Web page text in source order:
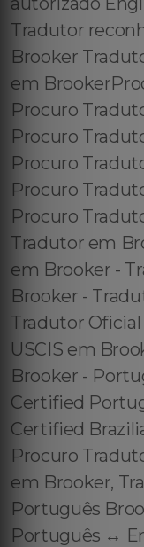
Tradutor
Brooker
em
Procuro
Procuro
Procuro
Procuro
Procuro
Tradutor em
em Brooker -
Brooker -
Tradutor
USCIS em
Brooker -
Certified
Certified
Procuro
em Brooker,
Português
Português ↔️